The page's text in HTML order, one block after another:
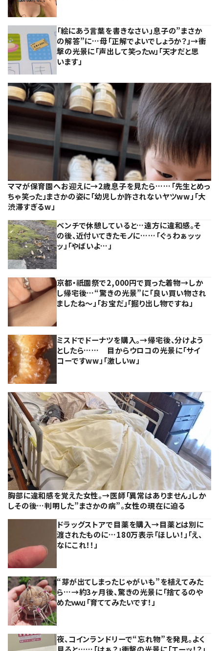
「絵にあう言葉を書きなさい」息子の”まさか
の解答”に…母「正解でよいでしょうか？」→衝
撃の光景に「声出して笑ったｗ」「天才だと思
います」
ママが保育園へお迎えに→2歳息子を見たら……「先生とめっ
ちゃ笑った」まさかの姿に「幼児しか許されないヤツww」「大
渋滞すぎるw」
ベンチで休憩していると…遠方に違和感。そ
の後、近付いてきたモノに……「ぐぅわぁッッ
ッ」「やばいよ…」
京都・祇園祭で2,000円で買った着物→しか
し帰宅後…“驚きの光景”に「良い買い物され
ましたね～」「お宝だ」「掘り出し物ですね」
ミスドでドーナツを購入。→帰宅後、分けよう
としたら…… 目からウロコの光景に「サイ
コーですww」「激しいw」
胸部に違和感を覚えた女性。→医師「異常はありません」しか
しその後…判明した”まさかの病”。女性の現在に迫る
ドラッグストアで目薬を購入→目薬とは別に
渡されたものに…180万表示「ほしい！」「え、
なにこれ！！」
“芽が出てしまったじゃがいも”を植えてみた
ら…→約3ヶ月後、驚きの光景に「捨てるのや
めたｗｗ」「育ててみたいです！」
夜、コインランドリーで“忘れ物”を発見。よく